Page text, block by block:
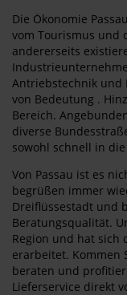
Die Ökonomie
vom Tourismus und
andererseits
Antriebstechnik und
von Bedeutung .
Bereich.
diverse
sowohl schnell in
Von Passau ist es
begrüßen immer
Dreiflüssestadt und
Beratungsqualität.
Region und hat sich
erarbeitet. Kommen
beraten und
Lieferservice direkt